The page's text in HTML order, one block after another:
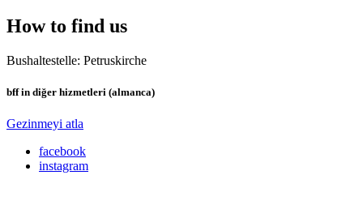
How to find us
Bushaltestelle: Petruskirche
bff in diğer hizmetleri (almanca)
Gezinmeyi atla
facebook
instagram